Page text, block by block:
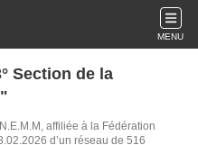
MENU
Section de la
affiliée à la Fédération
d’un réseau de 516